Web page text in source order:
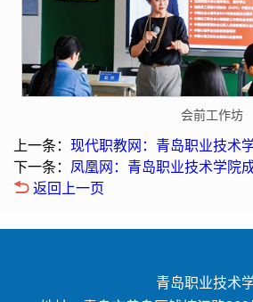
会前工作坊
上一条： 现代职教网：青岛职业技术
下一条： 凤凰网：青岛职业技术学院
返回上一页
青岛职业技术